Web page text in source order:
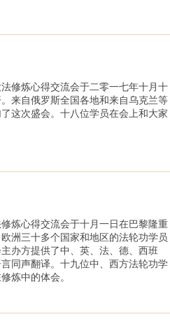
修炼心得交流会于二零一七年十月十
来自俄罗斯全国各地和来自乌克兰等
这次盛会。十八位学员在会上和大家
炼心得交流会于十月一日在巴黎隆重
洲三十多个国家和地区的法轮功学员
办方提供了中、英、法、德、西班
同声翻译。十九位中、西方法轮功学
炼中的体会。